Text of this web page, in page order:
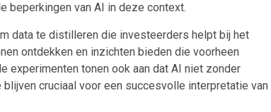
beperkingen van AI in deze context.
data te distilleren die investeerders helpt bij het
ontdekken en inzichten bieden die voorheen
experimenten tonen ook aan dat AI niet zonder
cruciaal voor een succesvolle interpretatie van